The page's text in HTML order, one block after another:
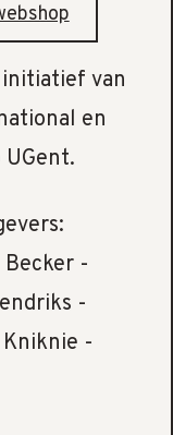
initiatief van
en
Becker -
-
-